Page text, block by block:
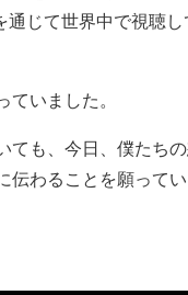
通じて世界中で視聴
ていました。
ても、今日、僕たち
伝わることを願ってい